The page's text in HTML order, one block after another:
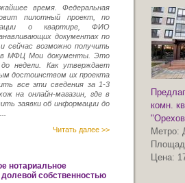
время. Федеральная
пилотный проект, по
о квартире, ФИО
документах по
сейчас возможно получить
в МФЦ Мои документы. Это
недели. Как утверждает
достоинством их проекта
все эти сведения за 1-3
на онлайн-магазин, где в
заявки об информации до
Читать далее >>
нотариальное
собственностью
комн.
Метро:
Цена: